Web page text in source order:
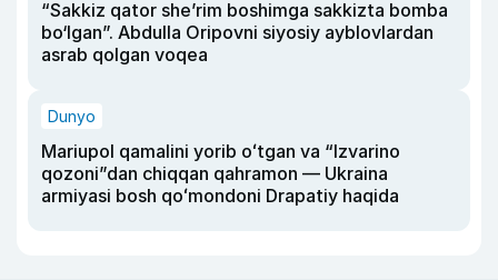
“Sakkiz qator she’rim boshimga sakkizta bomba
bo‘lgan”. Abdulla Oripovni siyosiy ayblovlardan
asrab qolgan voqea
Dunyo
Mariupol qamalini yorib oʻtgan va “Izvarino
qozoni”dan chiqqan qahramon — Ukraina
armiyasi bosh qoʻmondoni Drapatiy haqida